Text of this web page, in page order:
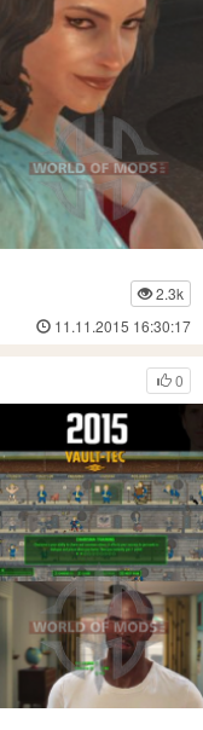
2.3k
11.11.2015 16:30:17
0